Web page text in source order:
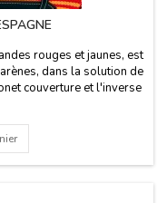
rouges et jaunes, est
dans la solution de
couverture et l'inverse
et fermeture éclair. Nous
de qualité. Fabriqué en